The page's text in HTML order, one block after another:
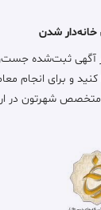
شدن
آگهی ثبت‌شده
و برای انجام
شهرتون در